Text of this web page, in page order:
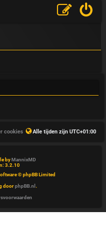
Alle tijden zijn UTC+01:00
cookies
byMannixMD
3.2.10
© phpBB Limited
doorphpBB.nl .